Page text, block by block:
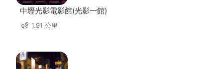
中壢光影電影館(光影一館)
1.91 公里